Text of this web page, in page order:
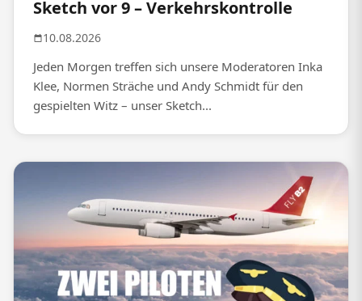
Sketch vor 9 – Verkehrskontrolle
10.08.2026
Jeden Morgen treffen sich unsere Moderatoren Inka
Klee, Normen Sträche und Andy Schmidt für den
gespielten Witz – unser Sketch...